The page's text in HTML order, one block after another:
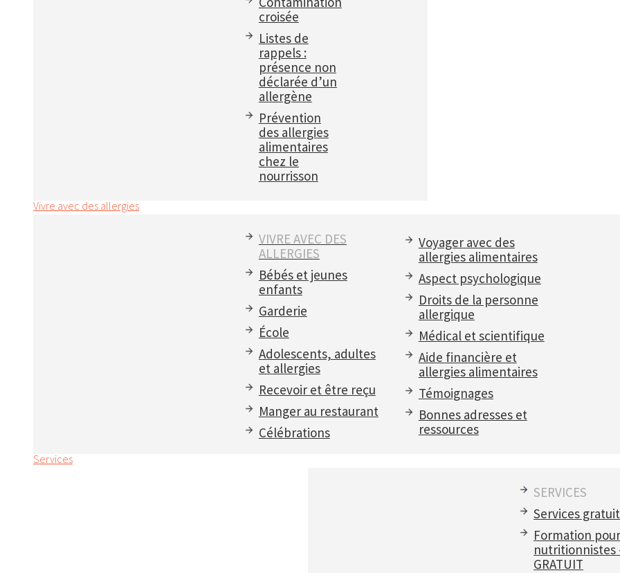
croisée
Listes de
rappels :
présence non
déclarée d’un
allergène
Prévention
des allergies
alimentaires
chez le
nourrisson
Vivre avec des allergies
VIVRE AVEC DES
ALLERGIES
Bébés et jeunes
enfants
Garderie
École
Adolescents, adultes
et allergies
Recevoir et être reçu
Manger au restaurant
Célébrations
Voyager avec des
allergies alimentaires
Aspect psychologique
Droits de la personne
allergique
Médical et scientifique
Aide financière et
allergies alimentaires
Témoignages
Bonnes adresses et
ressources
Services
SERVICES
Services
Formation pour
nutritionnistes
GRATUIT